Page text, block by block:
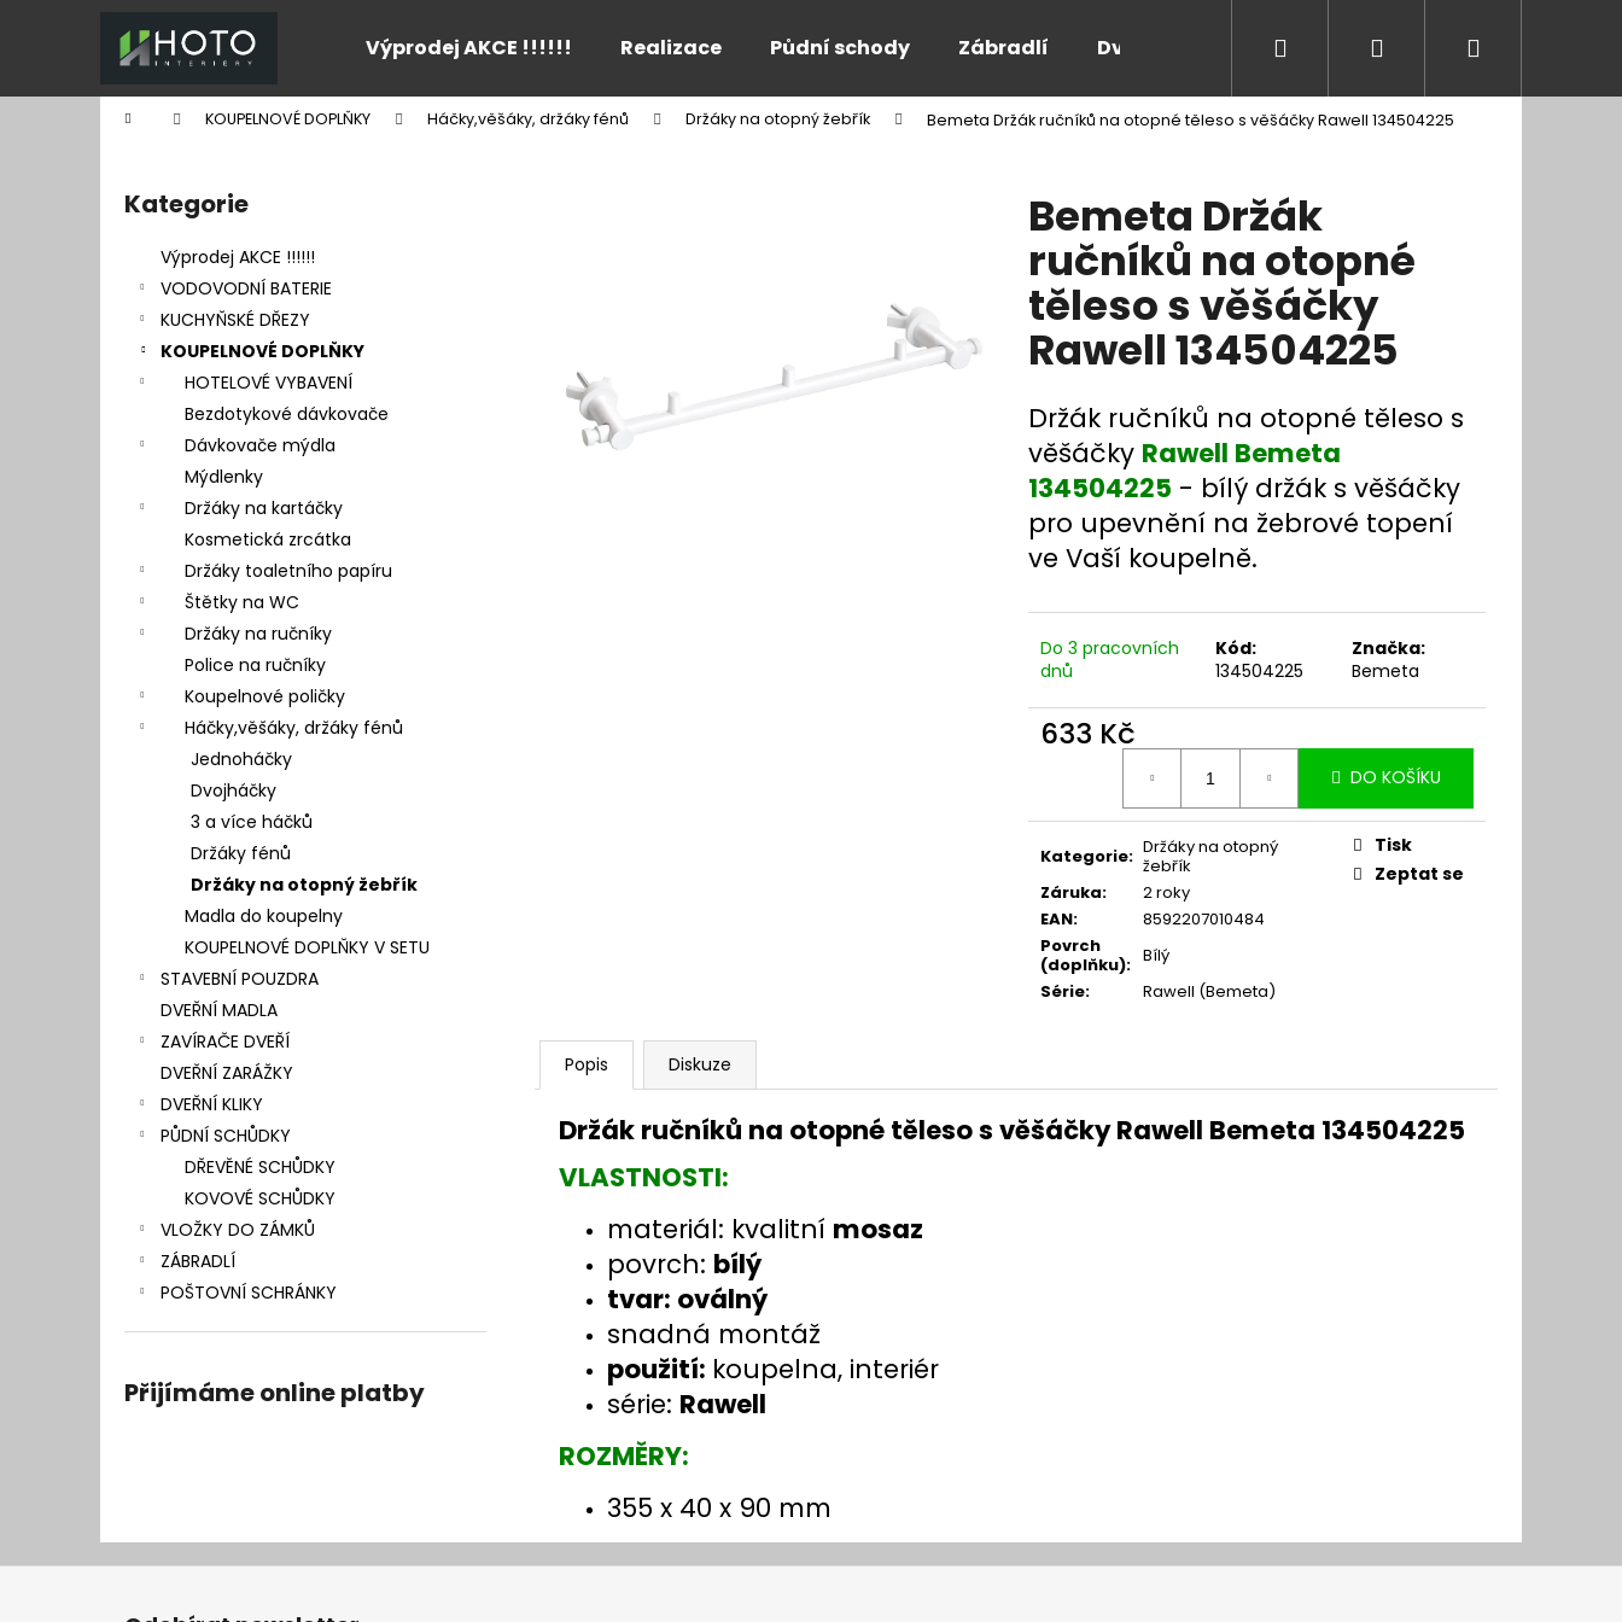
Výprodej AKCE !!!!!! Realizace Půdní schody Zábradlí Dveře a zárubně Kontakt Blog
Přihlášení
Domů KOUPELNOVÉ DOPLŇKY Háčky,věšáky, držáky fénů Držáky na otopný žebřík Bemeta Držák ručníků na otopné těleso s věšáčky Rawell 134504225
Přeskočit
kategorie
Kategorie
Výprodej AKCE !!!!!!
VODOVODNÍ BATERIE
KUCHYŇSKÉ DŘEZY
KOUPELNOVÉ DOPLŇKY
HOTELOVÉ VYBAVENÍ
Bezdotykové dávkovače
Dávkovače mýdla
Mýdlenky
Držáky na kartáčky
Kosmetická zrcátka
Držáky toaletního papíru
Štětky na WC
Držáky na ručníky
Police na ručníky
Koupelnové poličky
Háčky,věšáky, držáky fénů
Jednoháčky
Dvojháčky
3 a více háčků
Držáky fénů
Držáky na otopný žebřík
Madla do koupelny
KOUPELNOVÉ DOPLŇKY V SETU
STAVEBNÍ POUZDRA
DVEŘNÍ MADLA
ZAVÍRAČE DVEŘÍ
DVEŘNÍ ZARÁŽKY
DVEŘNÍ KLIKY
PŮDNÍ SCHŮDKY
DŘEVĚNÉ SCHŮDKY
KOVOVÉ SCHŮDKY
VLOŽKY DO ZÁMKŮ
ZÁBRADLÍ
POŠTOVNÍ SCHRÁNKY
Přijímáme online platby
Bemeta Držák
ručníků na otopné
těleso s věšáčky
Rawell 134504225
Držák ručníků na otopné těleso s
věšáčky Rawell Bemeta
134504225 - bílý držák s věšáčky
pro upevnění na žebrové topení
ve Vaší koupelně.
Do 3 pracovních
dnů
Kód:
134504225
Značka:
Bemeta
633 Kč
DO KOŠÍKU
Kategorie: Držáky na otopný
žebřík
Záruka:
2 roky
EAN:
8592207010484
Povrch
(doplňku): Bílý
Série: Rawell (Bemeta)
Tisk
Zeptat se
Popis Diskuze
Držák ručníků na otopné těleso s věšáčky Rawell Bemeta 134504225
VLASTNOSTI:
materiál: kvalitní mosaz
povrch: bílý
tvar: oválný
snadná montáž
použití: koupelna, interiér
série: Rawell
ROZMĚRY:
355 x 40 x 90 mm
í
Zpět
do
Zpět
do
Co potřebujete najít?
Z